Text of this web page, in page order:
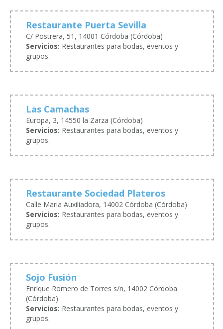
Restaurante Puerta Sevilla
C/ Postrera, 51, 14001 Córdoba (Córdoba)
Servicios: Restaurantes para bodas, eventos y
grupos.
Las Camachas
Europa, 3, 14550 la Zarza (Córdoba)
Servicios: Restaurantes para bodas, eventos y
grupos.
Restaurante Sociedad Plateros
Calle Maria Auxiliadora, 14002 Córdoba (Córdoba)
Servicios: Restaurantes para bodas, eventos y
grupos.
Sojo Fusión
Enrique Romero de Torres s/n, 14002 Córdoba
(Córdoba)
Servicios: Restaurantes para bodas, eventos y
grupos.